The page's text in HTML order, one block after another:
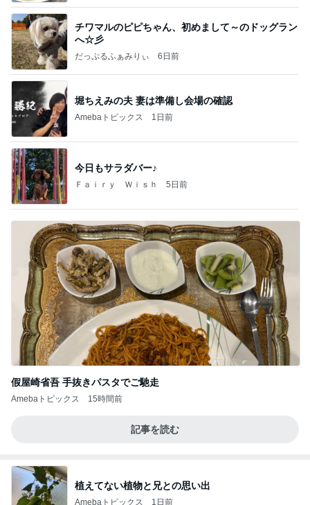
チワマルのピピちゃん、初めまして～のドッグラン
へ☆彡
だっぷるふぁみりぃ 6日前
堀ちえみの夫 妻は準備し会場の確認
Amebaトピックス 1日前
今日もサラダバー♪
Ｆａｉｒｙ Ｗｉｓｈ 5日前
假屋崎省吾 手抜きパスタでご馳走
Amebaトピックス 15時間前
記事を読む
植えてない植物と兄との思い出
Amebaトピックス 1日前